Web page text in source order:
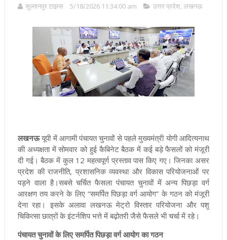
सुल्तानपुर टाइम्स 5/18/2026 11:34:00 am उत्तर प्रदेश, लखनऊ
लखनऊयूपी में आगामी पंचायत चुनावों से पहले मुख्यमंत्री योगी आदित्यनाथ
की अध्यक्षता में सोमवार को हुई कैबिनेट बैठक में कई बड़े फैसलों को मंजूरी
दी गई। बैठक में कुल 12 महत्वपूर्ण प्रस्ताव पास किए गए। जिनका असर
प्रदेश की राजनीति, प्रशासनिक व्यवस्था और विकास परियोजनाओं पर
पड़ने वाला है।सबसे चर्चित फैसला पंचायत चुनावों में अन्य पिछड़ा वर्ग
आरक्षण तय करने के लिए “समर्पित पिछड़ा वर्ग आयोग” के गठन को मंजूरी
देना रहा। इसके अलावा लखनऊ मेट्रो विस्तार परियोजना और पशु
चिकित्सा छात्रों के इंटर्नशिप भत्ते में बढ़ोतरी जैसे फैसले भी चर्चा में रहे।
पंचायत चुनावों के लिए समर्पित पिछड़ा वर्ग आयोग का गठन